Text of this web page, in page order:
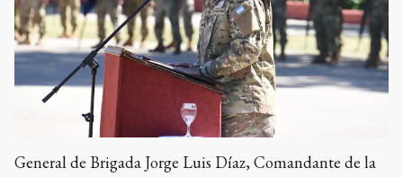
General de Brigada Jorge Luis Díaz, Comandante de la